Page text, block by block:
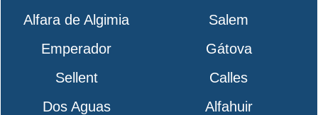
Alfara de Algimia
Salem
Emperador
Gátova
Sellent
Calles
Dos Aguas
Alfahuir